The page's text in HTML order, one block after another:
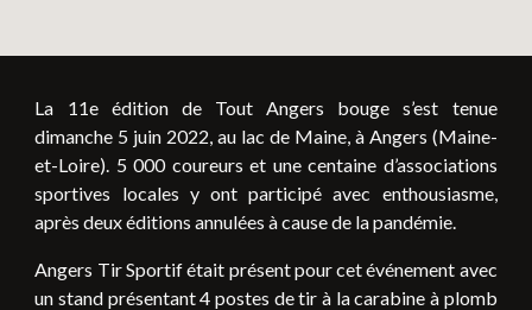
La 11e édition de Tout Angers bouge s’est tenue
dimanche 5 juin 2022, au lac de Maine, à Angers (Maine-
et-Loire). 5 000 coureurs et une centaine d’associations
sportives locales y ont participé avec enthousiasme,
après deux éditions annulées à cause de la pandémie.
Angers Tir Sportif était présent pour cet événement avec
un stand présentant 4 postes de tir à la carabine à plomb